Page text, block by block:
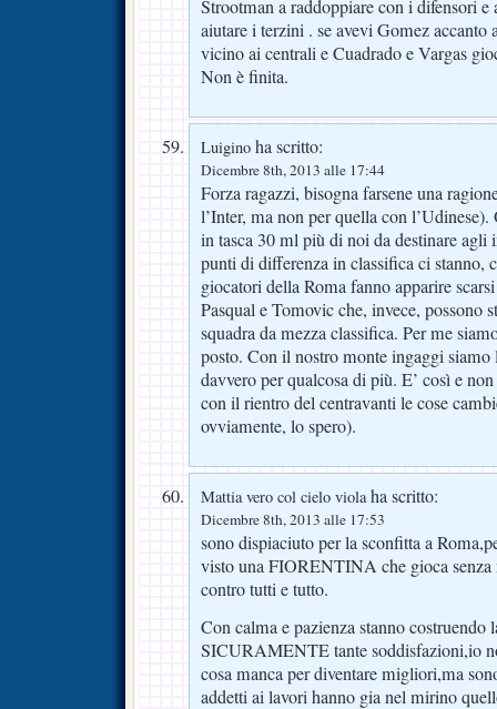
Strootman a raddoppiare con i difensori e
aiutare i terzini . se avevi Gomez accanto
vicino ai centrali e Cuadrado e Vargas
Non è finita.
Luigino ha scritto:
Dicembre 8th, 2013 alle 17:44
Forza ragazzi, bisogna farsene una
l’Inter, ma non per quella con
in tasca 30 ml più di noi da destinare agli
punti di differenza in classifica ci stanno,
giocatori della Roma fanno apparire
Pasqual e Tomovic che, invece, possono
squadra da mezza classifica. Per me
posto. Con il nostro monte ingaggi siamo
davvero per qualcosa di più. E’ così e
con il rientro del centravanti le cose
ovviamente, lo spero).
Mattia vero col cielo violaha scritto:
Dicembre 8th, 2013 alle 17:53
sono dispiaciuto per la sconfitta a
visto una FIORENTINA che gioca senza
contro tutti e tutto.
Con calma e pazienza stanno costruendo
SICURAMENTE tante soddisfazioni,io
cosa manca per diventare migliori,ma
addetti ai lavori hanno gia nel mirino